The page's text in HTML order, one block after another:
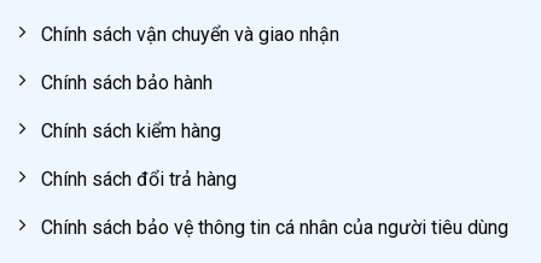
Chính sách vận chuyển và giao nhận
Chính sách bảo hành
Chính sách kiểm hàng
Chính sách đổi trả hàng
Chính sách bảo vệ thông tin cá nhân của người tiêu dùng